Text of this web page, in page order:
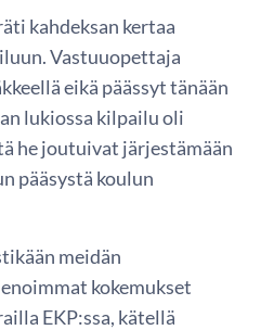
kahdeksan kertaa
Vastuuopettaja
eikä päässyt tänään
lukiossa kilpailu oli
he joutuivat järjestämään
pääsystä koulun
meidän
kokemukset
EKP:ssa, kätellä